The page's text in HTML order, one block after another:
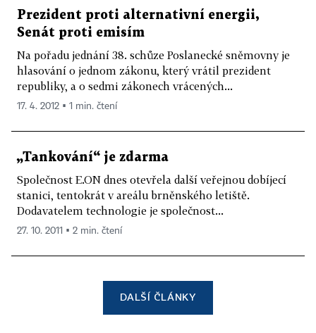
Prezident proti alternativní energii,
Senát proti emisím
Na pořadu jednání 38. schůze Poslanecké sněmovny je
hlasování o jednom zákonu, který vrátil prezident
republiky, a o sedmi zákonech vrácených...
17. 4. 2012 ▪ 1 min. čtení
„Tankování“ je zdarma
Společnost E.ON dnes otevřela další veřejnou dobíjecí
stanici, tentokrát v areálu brněnského letiště.
Dodavatelem technologie je společnost...
27. 10. 2011 ▪ 2 min. čtení
DALŠÍ ČLÁNKY